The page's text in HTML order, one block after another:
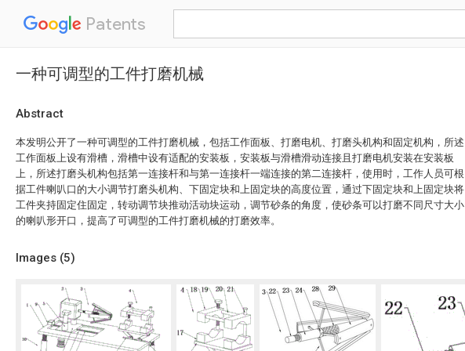
Patents
一种可调型的工件打磨机械
Abstract
本发明公开了一种可调型的工件打磨机械，包括工作面板、打磨电机、打磨头机构和固定机构，所述
工作面板上设有滑槽，滑槽中设有适配的安装板，安装板与滑槽滑动连接且打磨电机安装在安装板
上，所述打磨头机构包括第一连接杆和与第一连接杆一端连接的第二连接杆，使用时，工作人员可根
据工件喇叭口的大小调节打磨头机构、下固定块和上固定块的高度位置，通过下固定块和上固定块将
工件夹持固定住固定，转动调节块推动活动块运动，调节砂条的角度，使砂条可以打磨不同尺寸大小
的喇叭形开口，提高了可调型的工件打磨机械的打磨效率。
Images (5)